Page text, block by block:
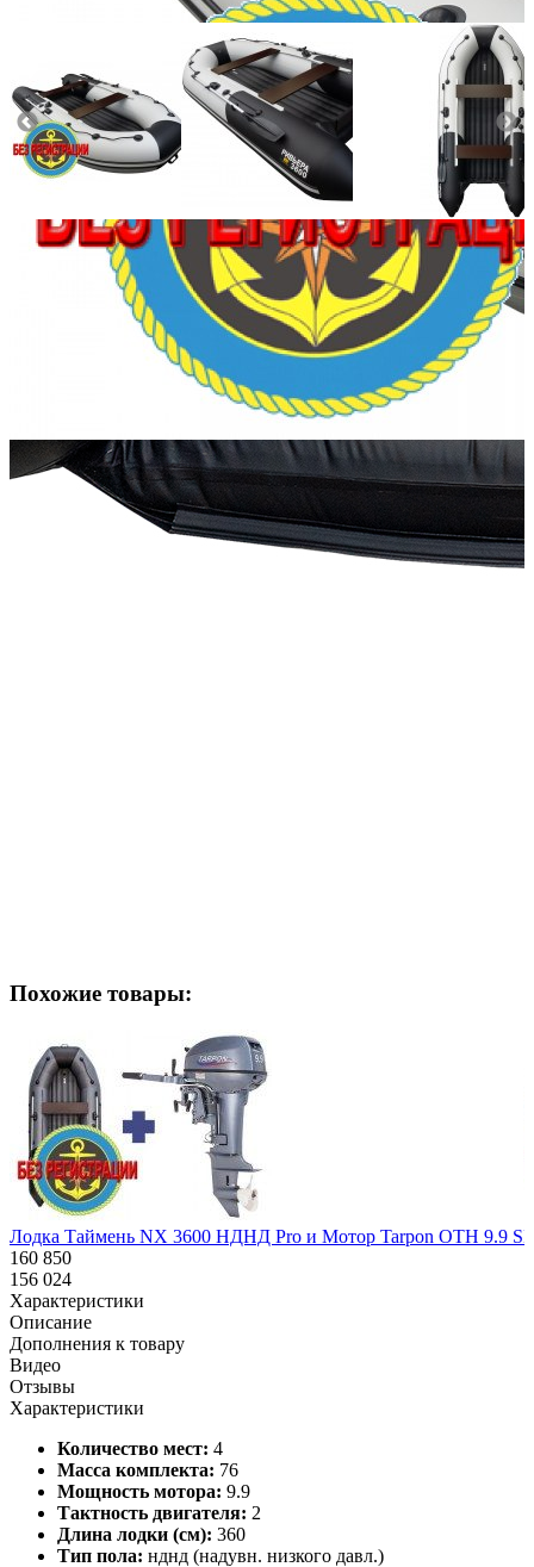
Количество мест:4
Масса комплекта: 76
Мощность мотора:9.9
Тактность двигателя: 2
Длина лодки (см):
360
нднд (надувн. низкого давл.)
219 370
212 788
Сообщить о наличии
Похожие товары:
Лодка Таймень NX 3600 НДНД Pro и Мотор Tarpon OTH 9.9 S
160 850
156 024
Характеристики
Описание
Дополнения к товару
Видео
Отзывы
Характеристики
Количество мест: 4
Масса комплекта: 76
Мощность мотора: 9.9
Тактность двигателя: 2
Длина лодки (см): 360
Тип пола: нднд (надувн. низкого давл.)